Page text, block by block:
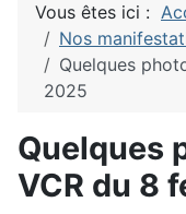
Vous êtes ici :
Nos
Quelques
2025
Quelques
VCR du 8